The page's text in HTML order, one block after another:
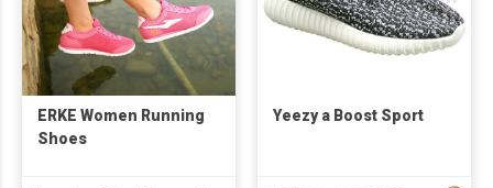
ERKE Women Running
Shoes
Yeezy a Boost Sport